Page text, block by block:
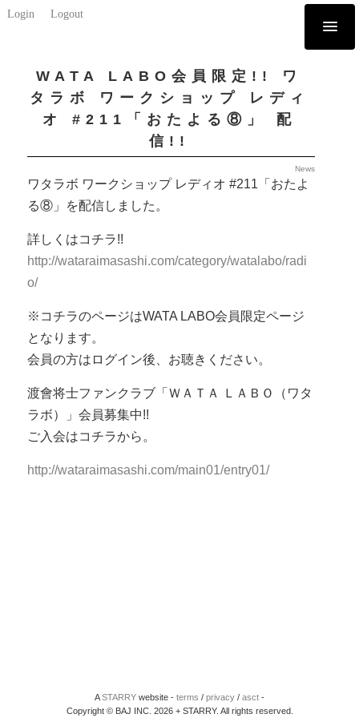
Login Logout
WATA LABO会員限定!! ワ
タラボ ワークショップ レディ
オ #211「おたよる⑧」 配
信!!
News
ワタラボ ワークショップ レディオ #211「おたよ
る⑧」を配信しました。
詳しくはコチラ!!
http://wataraimasashi.com/category/watalabo/radi
o/
※コチラのページはWATA LABO会員限定ページ
となります。
会員の方はログイン後、お聴きください。
渡會将士ファンクラブ「ＷＡＴＡ ＬＡＢＯ（ワタ
ラボ）」会員募集中!!
ご入会はコチラから。
http://wataraimasashi.com/main01/entry01/
ASTARRY website - terms / privacy / asct -
Copyright © BAJ INC. 2026 + STARRY. All rights reserved.